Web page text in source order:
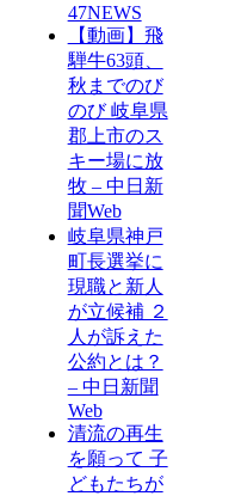
47NEWS
【動画】飛
騨牛63頭、
秋までのび
のび 岐阜県
郡上市のス
キー場に放
牧 – 中日新
聞Web
岐阜県神戸
町長選挙に
現職と新人
が立候補 ２
人が訴えた
公約とは？
– 中日新聞
Web
清流の再生
を願って 子
どもたちが